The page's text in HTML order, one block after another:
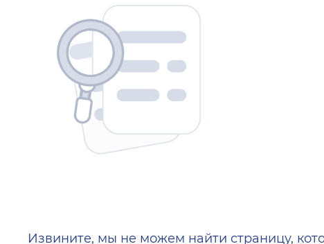
404 — Страница не
Извините, мы не можем найти страницу,